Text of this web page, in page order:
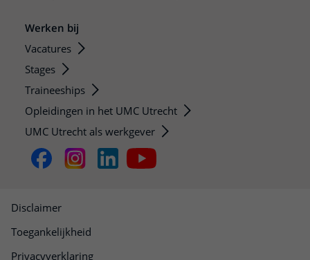
Werken bij
Vacatures
Stages
Traineeships
Opleidingen in het UMC Utrecht
UMC Utrecht als werkgever
Disclaimer
Toegankelijkheid
Privacyverklaring